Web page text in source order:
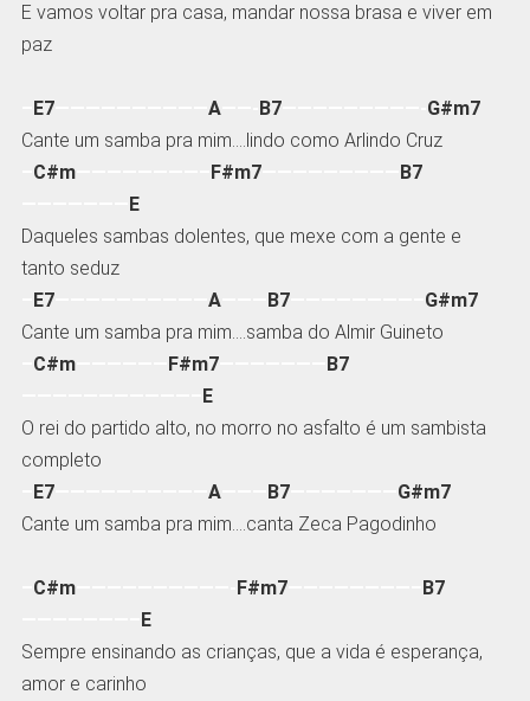
E vamos voltar pra casa, mandar nossa brasa e viver em
paz
E7—————————— A——- B7—————————- G#m7
Cante um samba pra mim….lindo como Arlindo Cruz
C#m————————– F#m7—————————
B7
E
Daqueles sambas dolentes, que mexe com a gente e
tanto seduz
E7—————————— A——— B7————————– G#m7
Cante um samba pra mim….samba do Almir Guineto
C#m—————— F#m7———————
B7
E
O rei do partido alto, no morro no asfalto é um sambista
completo
E7—————————— A——— B7——————— G#m7
Cante um samba pra mim….canta Zeca Pagodinho
C#m——————————- F#m7————————–
B7
E
Sempre ensinando as crianças, que a vida é esperança,
amor e carinho